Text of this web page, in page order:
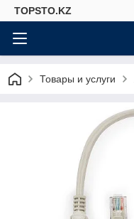
TOPSTO.KZ
Товары и услуги